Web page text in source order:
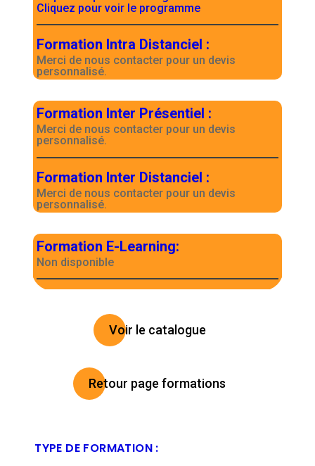
Cliquez pour voir le programme
Formation Intra Distanciel :
Merci de nous contacter pour un devis
personnalisé.
Formation Inter Présentiel :
Merci de nous contacter pour un devis
personnalisé.
Formation Inter Distanciel :
Merci de nous contacter pour un devis
personnalisé.
Formation E-Learning:
Non disponible
Voir le catalogue
Retour page formations
TYPE DE FORMATION :